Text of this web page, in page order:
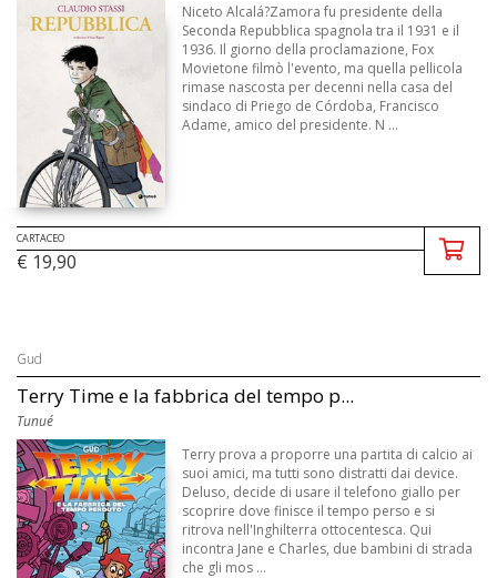
Niceto Alcalá?Zamora fu presidente della
Seconda Repubblica spagnola tra il 1931 e il
1936. Il giorno della proclamazione, Fox
Movietone filmò l'evento, ma quella pellicola
rimase nascosta per decenni nella casa del
sindaco di Priego de Córdoba, Francisco
Adame, amico del presidente. N ...
CARTACEO
€ 19,90
Gud
Terry Time e la fabbrica del tempo p...
Tunué
Terry prova a proporre una partita di calcio ai
suoi amici, ma tutti sono distratti dai device.
Deluso, decide di usare il telefono giallo per
scoprire dove finisce il tempo perso e si
ritrova nell'Inghilterra ottocentesca. Qui
incontra Jane e Charles, due bambini di strada
che gli mos ...